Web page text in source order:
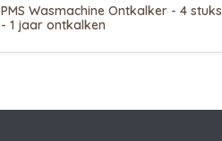
PMS Wasmachine Ontkalker - 4 stuks
- 1 jaar ontkalken